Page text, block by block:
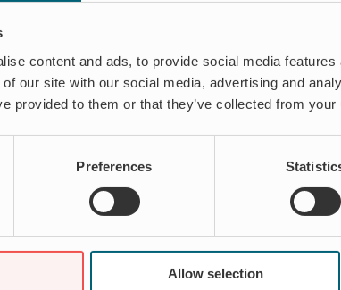
content and ads, to provide social media
our site with our social media, advertising and
provided to them or that they’ve collected from
Preferences
Allow selection